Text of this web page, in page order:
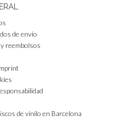
de envío
reembolsos
de vinilo en Barcelona